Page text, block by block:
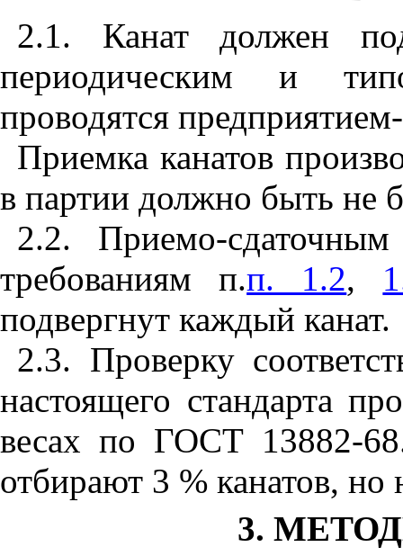
2.1. Канат должен
периодическим и
проводятся
Приемка канатов
в партии должно быть не
2.2. Приемо-сдаточным
требованиям п.п. 1.2,
подвергнут каждый канат.
2.3. Проверку
настоящего стандарта
весах по ГОСТ 13882-
отбирают 3 % канатов, но
3.